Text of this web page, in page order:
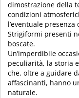
dimostrazione della
condizioni
l’eventuale
Strigiformi presenti
boscate.
Un’imperdibile
peculiarità, la storia
che, oltre a guidare
affascinanti, hanno
naturale.